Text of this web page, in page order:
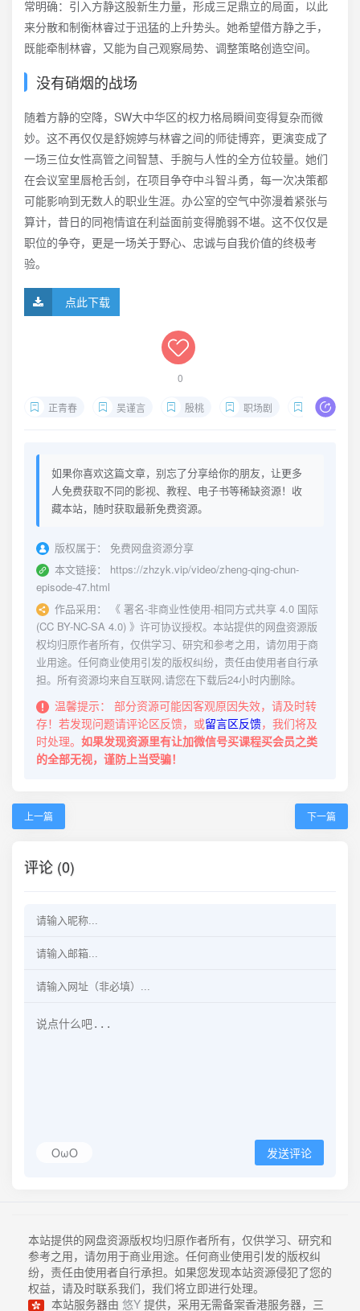
常明确：引入方静这股新生力量，形成三足鼎立的局面，以此
来分散和制衡林睿过于迅猛的上升势头。她希望借方静之手，
既能牵制林睿，又能为自己观察局势、调整策略创造空间。
没有硝烟的战场
随着方静的空降，SW大中华区的权力格局瞬间变得复杂而微
妙。这不再仅仅是舒婉婷与林睿之间的师徒博弈，更演变成了
一场三位女性高管之间智慧、手腕与人性的全方位较量。她们
在会议室里唇枪舌剑，在项目争夺中斗智斗勇，每一次决策都
可能影响到无数人的职业生涯。办公室的空气中弥漫着紧张与
算计，昔日的同袍情谊在利益面前变得脆弱不堪。这不仅仅是
职位的争夺，更是一场关于野心、忠诚与自我价值的终极考
验。
点此下载
0
正青春 吴谨言 殷桃 职场剧 国产电视剧
如果你喜欢这篇文章，别忘了分享给你的朋友，让更多
人免费获取不同的影视、教程、电子书等稀缺资源！收
藏本站，随时获取最新免费资源。
版权属于：
免费网盘资源分享
本文链接：
https://zhzyk.vip/video/zheng-qing-chun-
episode-47.html
作品采用：
《 署名-非商业性使用-相同方式共享 4.0 国际
(CC BY-NC-SA 4.0) 》许可协议授权。本站提供的网盘资源版
权均归原作者所有，仅供学习、研究和参考之用，请勿用于商
业用途。任何商业使用引发的版权纠纷，责任由使用者自行承
担。所有资源均来自互联网,请您在下载后24小时内删除。
温馨提示：
部分资源可能因客观原因失效，请及时转
存！若发现问题请评论区反馈，或留言区反馈，我们将及
时处理。 如果发现资源里有让加微信号买课程买会员之类
的全部无视，谨防上当受骗！
上一篇 下一篇
评论 (0)
OωO 发送评论
本站提供的网盘资源版权均归原作者所有，仅供学习、研究和
参考之用，请勿用于商业用途。任何商业使用引发的版权纠
纷，责任由使用者自行承担。如果您发现本站资源侵犯了您的
权益，请及时联系我们，我们将立即进行处理。
本站服务器由 悠Y 提供，采用无需备案香港服务器，三